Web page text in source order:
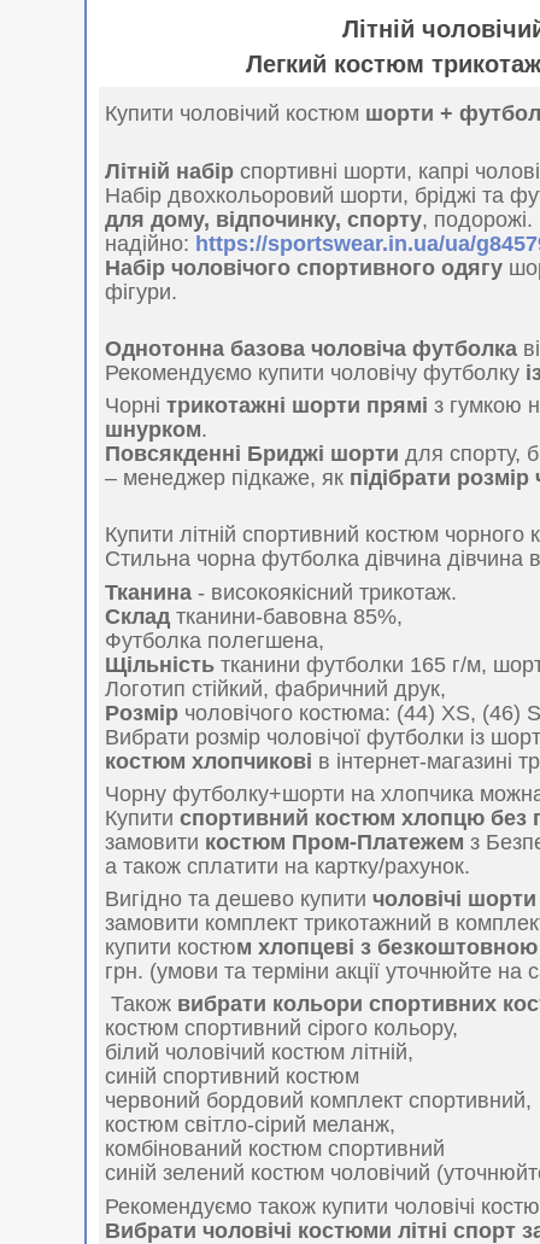
Літній
Легкий костюм
Купити чоловічий костюм шорти +
Літній набір спортивні шорти, капрі
Набір двохкольоровий шорти, бріджі та
для дому, відпочинку, спорту, подорожі.
надійно: https://sportswear.in.ua/ua/
Набір чоловічого спортивного одягу
фігури.
Однотонна базова чоловіча футболка
Рекомендуємо купити чоловічу футболку
Чорні трикотажні шорти прямі з гумкою
шнурком.
Повсякденні Бриджі шорти для спорту,
– менеджер підкаже, як підібрати
Купити літній спортивний костюм чорного
Стильна чорна футболка дівчина дівчина
Тканина - високоякісний трикотаж.
Склад тканини-бавовна 85%,
Футболка полегшена,
Щільність тканини футболки 165 г/м,
Логотип стійкий, фабричний друк,
Розмір чоловічого костюма: (44) XS,
Вибрати розмір чоловічої футболки із
костюм хлопчикові в інтернет-магазині
Чорну футболку+шорти на хлопчика
Купити спортивний костюм хлопцю
замовити костюм Пром-Платежем з
а також сплатити на картку/рахунок.
Вигідно та дешево купити чоловічі
замовити комплект трикотажний в
купити костюм хлопцеві з
грн. (умови та терміни акції уточнюйте на
Також вибрати кольори спортивних
костюм спортивний сірого кольору,
білий чоловічий костюм літній,
синій спортивний костюм
червоний бордовий комплект спортивний,
костюм світло-сірий меланж,
комбінований костюм спортивний
синій зелений костюм чоловічий
Рекомендуємо також купити чоловічі
Вибрати чоловічі костюми літні спорт